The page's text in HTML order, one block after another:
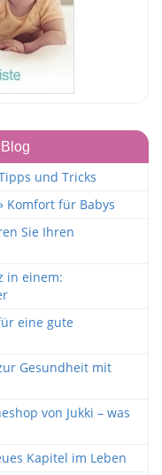
und Tricks
Komfort für Babys
Sie Ihren
in einem:
eine gute
Gesundheit mit
von Jukki – was
Kapitel im Leben